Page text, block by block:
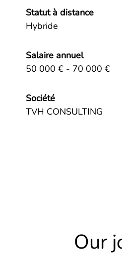
Statut à distance
Hybride
Salaire annuel
50 000 € - 70 000 €
Société
TVH CONSULTING
Our